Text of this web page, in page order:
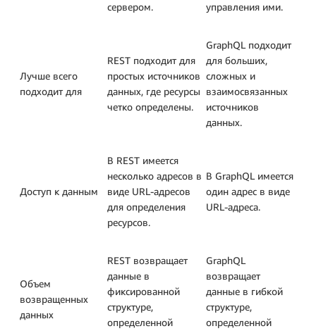
сервером.
управления ими.
Лучше всего
подходит для
REST подходит для
простых источников
данных, где ресурсы
четко определены.
GraphQL подходит
для больших,
сложных и
взаимосвязанных
источников
данных.
Доступ к данным
В REST имеется
несколько адресов в
виде URL-адресов
для определения
ресурсов.
В GraphQL имеется
один адрес в виде
URL-адреса.
Объем
возвращенных
данных
REST возвращает
данные в
фиксированной
структуре,
определенной
GraphQL
возвращает
данные в гибкой
структуре,
определенной